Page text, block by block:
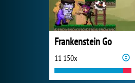
Frankenstein Go
11 150x